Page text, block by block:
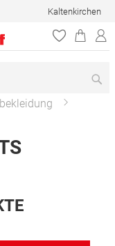
Kaltenkirchen